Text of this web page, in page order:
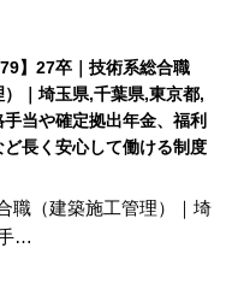
】27卒｜技術系総合職
）｜埼玉県,千葉県,東京都,
当や確定拠出年金、福利
長く安心して働ける制度
職（建築施工管理）｜埼
…